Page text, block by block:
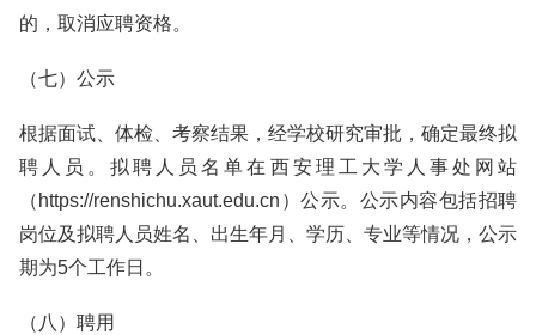
的，取消应聘资格。
（七）公示
根据面试、体检、考察结果，经学校研究审批，确定最终拟
聘人员。拟聘人员名单在西安理工大学人事处网站
（https://renshichu.xaut.edu.cn）公示。公示内容包括招聘
岗位及拟聘人员姓名、出生年月、学历、专业等情况，公示
期为5个工作日。
（八）聘用